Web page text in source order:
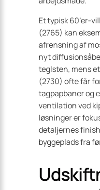
Et typisk 60’er-
(2765) kan
afrensning af
nyt
teglsten, mens
(2730) ofte får
tagpapbaner og
ventilation ved
løsninger er
detaljernes
byggeplads fra